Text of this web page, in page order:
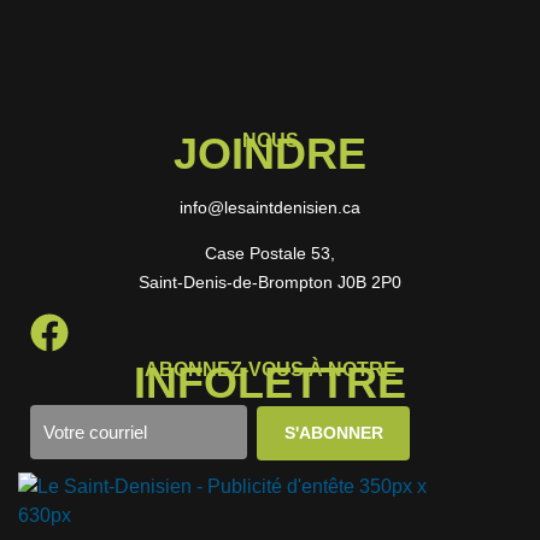
NOUS
JOINDRE
info@lesaintdenisien.ca
Case Postale 53,
Saint-Denis-de-Brompton J0B 2P0
ABONNEZ-VOUS À NOTRE
INFOLETTRE